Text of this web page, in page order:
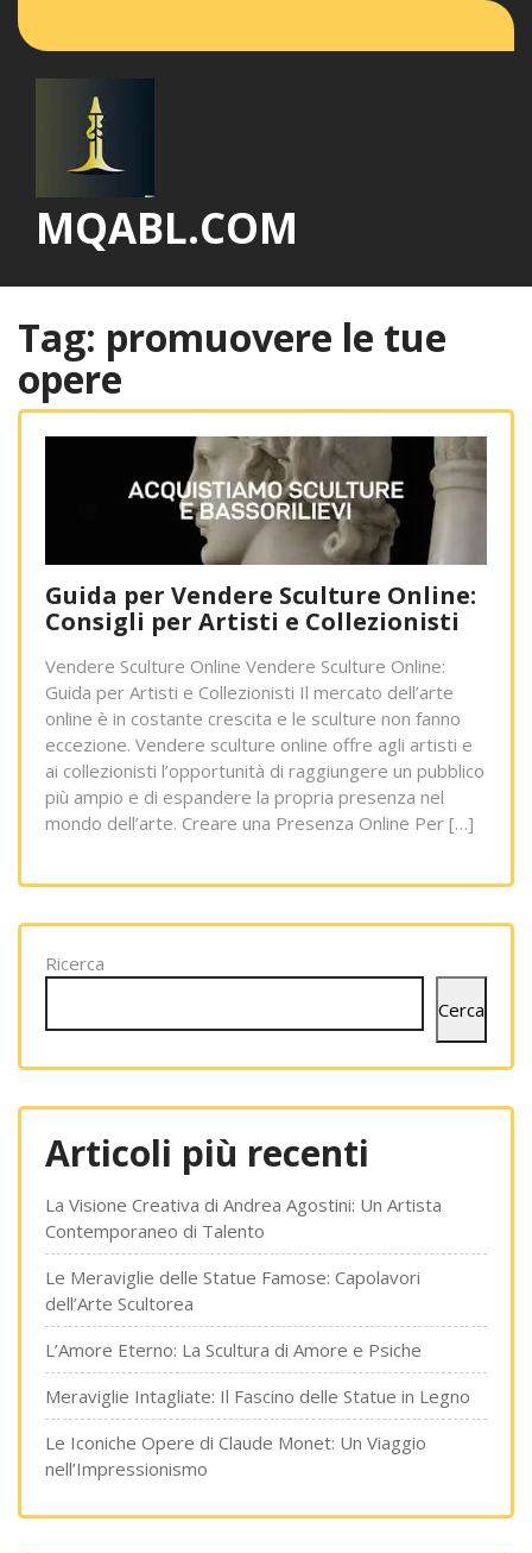
MQABL.COM
Tag: promuovere le tue
opere
Guida per Vendere Sculture Online:
Consigli per Artisti e Collezionisti
Vendere Sculture Online Vendere Sculture Online:
Guida per Artisti e Collezionisti Il mercato dell’arte
online è in costante crescita e le sculture non fanno
eccezione. Vendere sculture online offre agli artisti e
ai collezionisti l’opportunità di raggiungere un pubblico
più ampio e di espandere la propria presenza nel
mondo dell’arte. Creare una Presenza Online Per […]
Ricerca
Cerca
Articoli più recenti
La Visione Creativa di Andrea Agostini: Un Artista
Contemporaneo di Talento
Le Meraviglie delle Statue Famose: Capolavori
dell’Arte Scultorea
L’Amore Eterno: La Scultura di Amore e Psiche
Meraviglie Intagliate: Il Fascino delle Statue in Legno
Le Iconiche Opere di Claude Monet: Un Viaggio
nell’Impressionismo